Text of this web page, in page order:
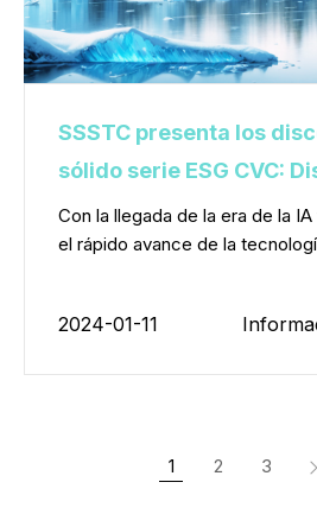
SSSTC presenta los
sólido serie ESG CVC:
rendimiento
temperaturas de -40°C
Con la llegada de la era de la
el rápido avance de la
2024-01-11
1 2 3